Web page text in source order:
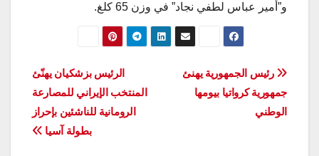
و”أمير عباس لطفي نجاد” في وزن 65 كلغ.
تصفّح
المقالات
الرئيس بزشكيان يهنّئ
المنتخب الإيراني للمصارعة
الرومانية للناشئين بإحراز
بطولة آسيا
رئيس الجمهورية يهنئ
جمهورية كرواتيا بيومها
الوطني